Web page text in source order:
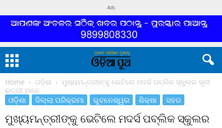
Ads
Home ଓଡ଼ିଶା
ମୁଖ୍ୟମନ୍ତ୍ରୀଙ୍କୁ ଭେଟିଲେ ମଦର୍ସ ପବ୍ଲିକ ସ୍କୁଲର କୃତୀ
ଛାତ୍ରୀ ମାନେ
ଓଡ଼ିଶା ଜିଲ୍ଲା ପରିକ୍ରମା ଭୁବନେଶ୍ୱର ଶିକ୍ଷା ସହର
ମୁଖ୍ୟମନ୍ତ୍ରୀଙ୍କୁ ଭେଟିଲେ ମଦର୍ସ ପବ୍ଲିକ ସ୍କୁଲର